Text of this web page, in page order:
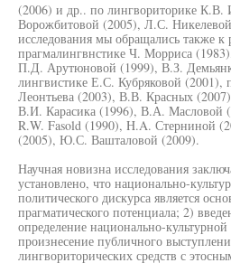
(2006) и др.. по лингвориторике К.В.
Ворожбитовой (2005), Л.С.
исследования мы обращались также к
прагмалингвнстике Ч. Морриса
П.Д. Арутюновой (1999), В.З.
лингвистике Е.С. Кубряковой (2001),
Леонтьева (2003), В.В. Красных
В.И. Карасика (1996), В.А. Масловой
R.W. Fasold (1990), H.A. Стерниной
(2005), Ю.С. Вашталовой (2009).
Научная новизна исследования
установлено, что национально-
политического дискурса является
прагматического потенциала; 2)
определение национально-
произнесение публичного
лингвориторических средств с